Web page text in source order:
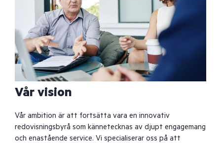
Vår vision
Vår ambition är att fortsätta vara en innovativ
redovisningsbyrå som kännetecknas av djupt engagemang
och enastående service. Vi specialiserar oss på att